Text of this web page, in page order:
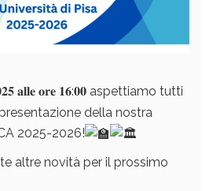
𝐚𝐥𝐥𝐞 𝐨𝐫𝐞 𝟏𝟔:𝟎𝟎 aspettiamo tutti
della nostra
2025-2026!
altre novità per il prossimo